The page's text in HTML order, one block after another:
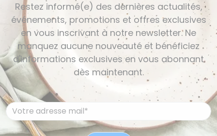
Restez informé(e) des dernières actualités,
événements, promotions et offres exclusives
en vous inscrivant à notre newsletter. Ne
manquez aucune nouveauté et bénéficiez
d'informations exclusives en vous abonnant
dès maintenant.